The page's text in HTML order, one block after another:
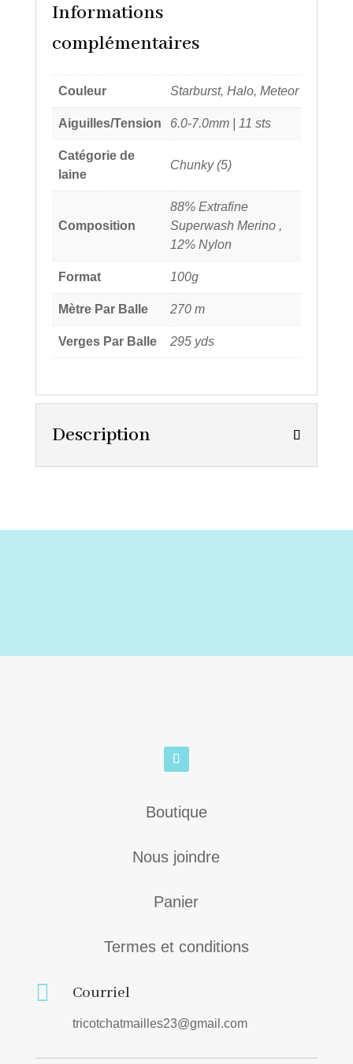
Informations
complémentaires
Couleur Starburst, Halo, Meteor
Aiguilles/Tension 6.0-7.0mm | 11 sts
Catégorie de
laine
Chunky (5)
Composition
88% Extrafine
Superwash Merino ,
12% Nylon
Format 100g
Mètre Par Balle 270 m
Verges Par Balle 295 yds
Description
Boutique
Nous joindre
Panier
Termes et conditions
 Courriel
tricotchatmailles23@gmail.com